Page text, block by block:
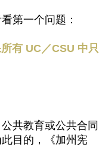
第一个问题：
有 UC／CSU 中只
共教育或公共合同
目的，《加州宪